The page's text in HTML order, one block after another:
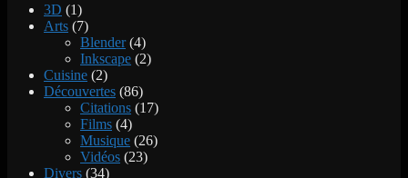
3D (1)
Arts (7)
Blender(4)
Inkscape (2)
Cuisine (2)
Découvertes (86)
Citations (17)
Films (4)
Musique (26)
Vidéos (23)
Divers (34)